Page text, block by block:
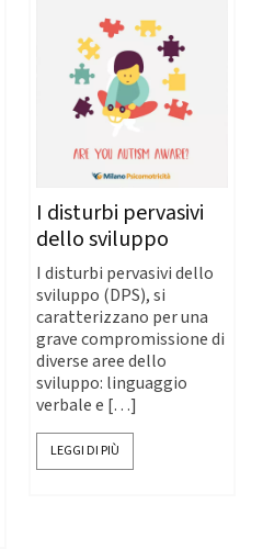
I disturbi pervasivi
dello sviluppo
I disturbi pervasivi dello
sviluppo (DPS), si
caratterizzano per una
grave compromissione di
diverse aree dello
sviluppo: linguaggio
verbale e […]
LEGGI DI PIÙ